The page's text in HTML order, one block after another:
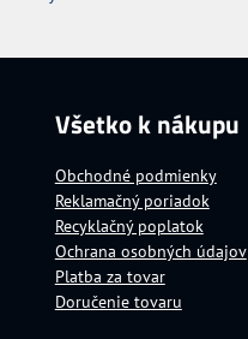
Všetko k nákupu
Obchodné podmienky
Reklamačný poriadok
Recyklačný poplatok
Ochrana osobných údajov
Platba za tovar
Doručenie tovaru